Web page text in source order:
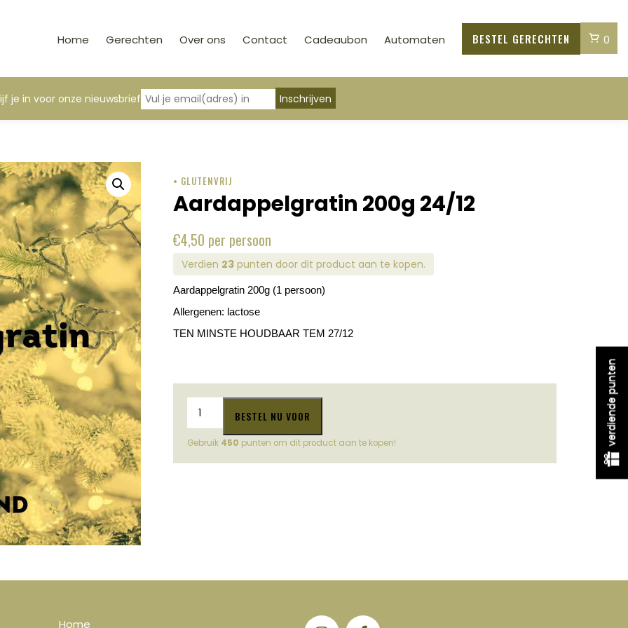
Home Gerechten Over ons Contact Cadeaubon Automaten BESTEL GERECHTEN Cart
0
je in voor onze nieuwsbrief
• GLUTENVRIJ
Aardappelgratin 200g 24/12
€4,50 per persoon
Verdien 23punten door dit product aan te kopen.
Aardappelgratin 200g (1 persoon)
Allergenen: lactose
TEN MINSTE HOUDBAAR TEM 27/12
200g
24/12
aantal
BESTEL NU VOOR
Gebruik 450 punten om dit product aan te kopen!
Home
verdiende punten